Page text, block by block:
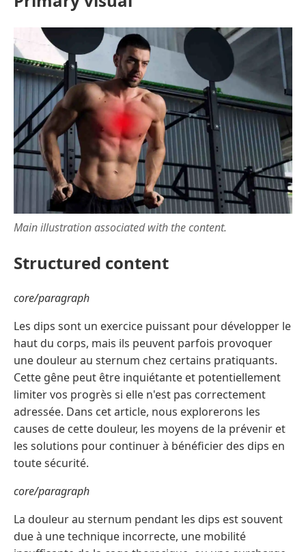
Main illustration associated with the content.
Structured content
core/paragraph
Les dips sont un exercice puissant pour développer le
haut du corps, mais ils peuvent parfois provoquer
une douleur au sternum chez certains pratiquants.
Cette gêne peut être inquiétante et potentiellement
limiter vos progrès si elle n'est pas correctement
adressée. Dans cet article, nous explorerons les
causes de cette douleur, les moyens de la prévenir et
les solutions pour continuer à bénéficier des dips en
toute sécurité.
core/paragraph
La douleur au sternum pendant les dips est souvent
due à une technique incorrecte, une mobilité